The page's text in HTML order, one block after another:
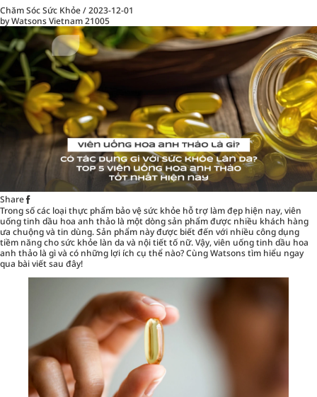
Chăm Sóc Sức Khỏe/2023-12-01
by Watsons Vietnam21005
Share
Trong số các loại thực phẩm bảo vệ sức khỏe hỗ trợ làm đẹp hiện nay, viên
uống tinh dầu hoa anh thảo là một dòng sản phẩm được nhiều khách hàng
ưa chuộng và tin dùng. Sản phẩm này được biết đến với nhiều công dụng
tiềm năng cho sức khỏe làn da và nội tiết tố nữ. Vậy, viên uống tinh dầu hoa
anh thảo là gì và có những lợi ích cụ thể nào? Cùng Watsons tìm hiểu ngay
qua bài viết sau đây!